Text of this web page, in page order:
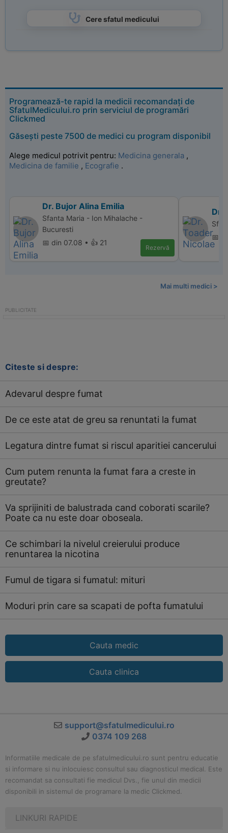
Cere sfatul medicului
Programează-te rapid la medicii recomandați de
SfatulMedicului.ro prin serviciul de programări
Clickmed
Găsești peste 7500 de medici cu program disponibil
Alege medicul potrivit pentru: Medicina generala ,
Medicina de familie , Ecografie .
Dr. Bujor Alina Emilia
Sfanta Maria - Ion Mihalache -
Bucuresti
📅 din 07.08 • 👍 21
Rezervă
Dr.
📅
Mai multi medici >
Citeste si despre:
Adevarul despre fumat
De ce este atat de greu sa renuntati la fumat
Legatura dintre fumat si riscul aparitiei cancerului
Cum putem renunta la fumat fara a creste in
greutate?
Va sprijiniti de balustrada cand coborati scarile?
Poate ca nu este doar oboseala.
Ce schimbari la nivelul creierului produce
renuntarea la nicotina
Fumul de tigara si fumatul: mituri
Moduri prin care sa scapati de pofta fumatului
Cauta medic
Cauta clinica
support@sfatulmedicului.ro
0374 109 268
Informatiile medicale de pe sfatulmedicului.ro sunt pentru educatie
si informare si nu inlocuiesc consultul sau diagnosticul medical. Este
recomandat sa consultati fie medicul Dvs., fie unul din medicii
disponibili in sistemul de programare la medic Clickmed.
LINKURI RAPIDE